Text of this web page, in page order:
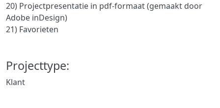
20) Projectpresentatie in pdf-formaat (gemaakt door
Adobe inDesign)
21) Favorieten
Projecttype:
Klant